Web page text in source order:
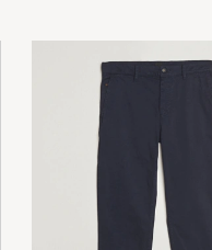
mycket missnöjd…
SIMON L
Fantastiskt med
sonen som är lång